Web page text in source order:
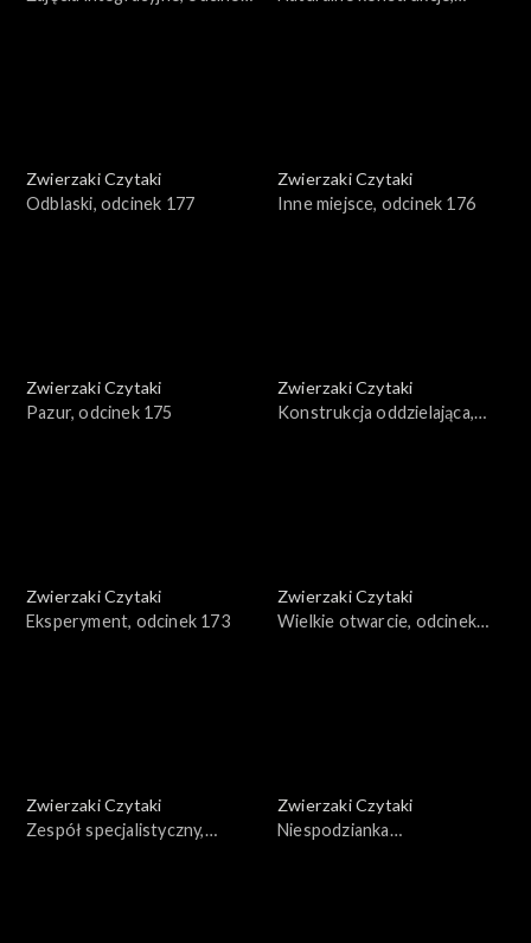
Zwierzaki Czytaki
Odblaski, odcinek 177
Zwierzaki Czytaki
Inne miejsce, odcinek 176
Zwierzaki Czytaki
Pazur, odcinek 175
Zwierzaki Czytaki
Konstrukcja oddzielająca,
Zwierzaki Czytaki
Eksperyment, odcinek 173
Zwierzaki Czytaki
Wielkie otwarcie, odcinek
Zwierzaki Czytaki
Zespół specjalistyczny,
Zwierzaki Czytaki
Niespodzianka